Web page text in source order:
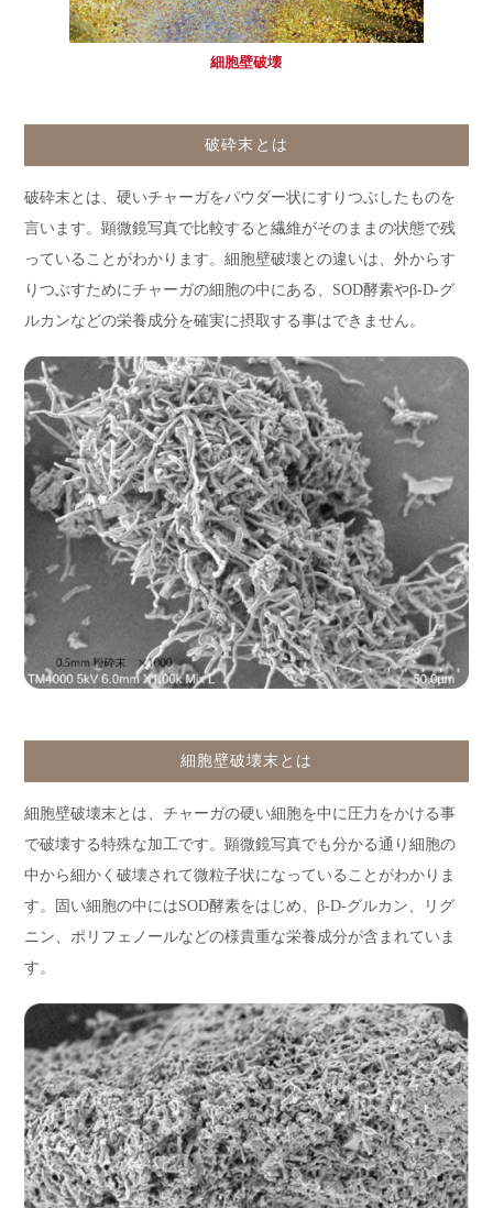
細胞壁破壊
破砕末とは
破砕末とは、硬いチャーガをパウダー状にすりつぶしたものを
言います。顕微鏡写真で比較すると繊維がそのままの状態で残
っていることがわかります。細胞壁破壊との違いは、外からす
りつぶすためにチャーガの細胞の中にある、SOD酵素やβ-D-グ
ルカンなどの栄養成分を確実に摂取する事はできません。
細胞壁破壊末とは
細胞壁破壊末とは、チャーガの硬い細胞を中に圧力をかける事
で破壊する特殊な加工です。顕微鏡写真でも分かる通り細胞の
中から細かく破壊されて微粒子状になっていることがわかりま
す。固い細胞の中にはSOD酵素をはじめ、β-D-グルカン、リグ
ニン、ポリフェノールなどの様貴重な栄養成分が含まれていま
す。